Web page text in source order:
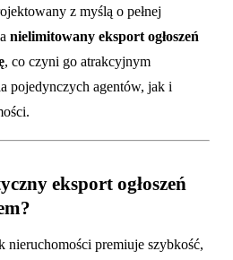
z myślą o pełnej
nielimitowany eksport ogłoszeń
, co czyni go atrakcyjnym
pojedynczych agentów, jak i
eksport ogłoszeń
premiuje szybkość,